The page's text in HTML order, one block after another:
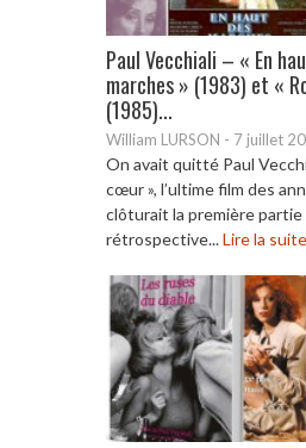
Paul Vecchiali – « En
marches » (1983) et «
(1985)...
William LURSON - 7 juillet
On avait quitté Paul
cœur », l’ultime film des
clôturait la première partie
rétrospective...Lire la suite